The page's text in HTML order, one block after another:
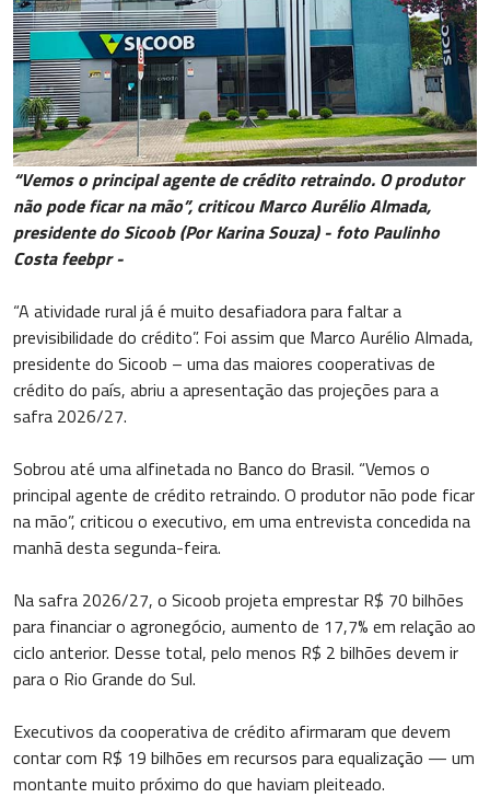
“Vemos o principal agente de crédito retraindo. O produtor
não pode ficar na mão”, criticou Marco Aurélio Almada,
presidente do Sicoob (Por Karina Souza) - foto Paulinho
Costa feebpr -
“A atividade rural já é muito desafiadora para faltar a
previsibilidade do crédito”. Foi assim que Marco Aurélio Almada,
presidente do Sicoob – uma das maiores cooperativas de
crédito do país, abriu a apresentação das projeções para a
safra 2026/27.
Sobrou até uma alfinetada no Banco do Brasil. “Vemos o
principal agente de crédito retraindo. O produtor não pode ficar
na mão”, criticou o executivo, em uma entrevista concedida na
manhã desta segunda-feira.
Na safra 2026/27, o Sicoob projeta emprestar R$ 70 bilhões
para financiar o agronegócio, aumento de 17,7% em relação ao
ciclo anterior. Desse total, pelo menos R$ 2 bilhões devem ir
para o Rio Grande do Sul.
Executivos da cooperativa de crédito afirmaram que devem
contar com R$ 19 bilhões em recursos para equalização — um
montante muito próximo do que haviam pleiteado.